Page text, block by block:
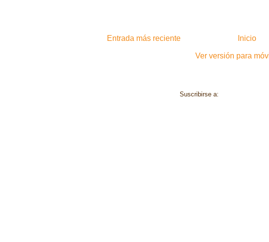
Entrada más reciente Inicio
Ver versión para
Suscribirse a: